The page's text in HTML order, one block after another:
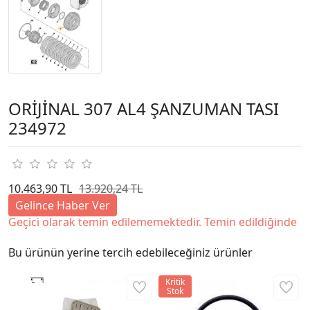
ORİJİNAL 307 AL4 ŞANZUMAN TASI
234972
10.463,90 TL 13.920,24 TL
Gelince Haber Ver
Geçici olarak temin edilememektedir. Temin edildiğinde
Bu ürünün yerine tercih edebileceğiniz ürünler
Kritik
Stok